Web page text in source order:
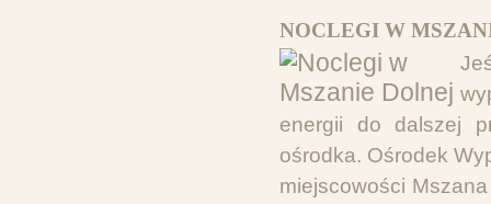
NOCLEGI W
energii do dalszej
ośrodka. Ośrodek
miejscowości